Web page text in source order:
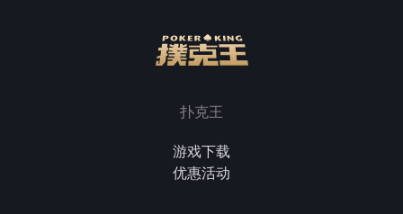
扑克王
游戏下载
优惠活动